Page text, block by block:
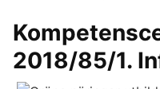
2018/85/1.